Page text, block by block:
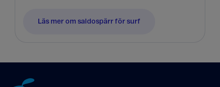
Läs mer om saldospärr för surf